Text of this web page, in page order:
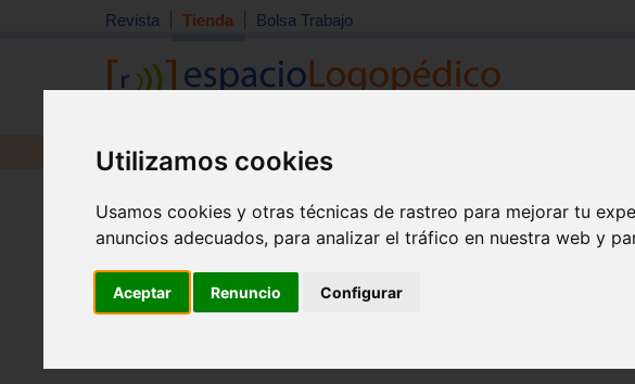
Utilizamos cookies
Usamos cookies y otras técnicas de rastreo para mejorar tu
anuncios adecuados, para analizar el tráfico en nuestra web y
Aceptar Renuncio Configurar
Revista Tienda Bolsa Trabajo
Revista Libros Material